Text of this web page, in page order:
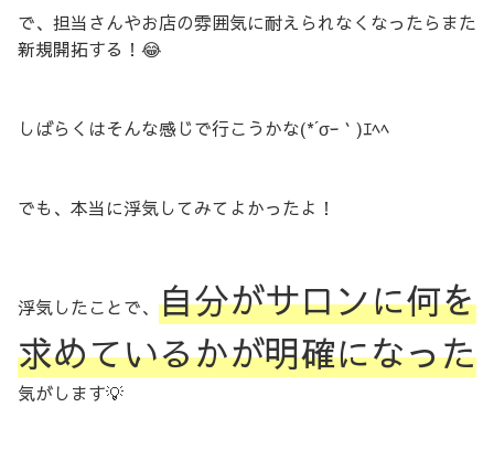
で、担当さんやお店の雰囲気に耐えられなくなったらまた
新規開拓する！😂
しばらくはそんな感じで行こうかな(*´σｰ｀)ｴﾍﾍ
でも、本当に浮気してみてよかったよ！
浮気したことで、 自分がサロンに何を
求めているかが明確になった
気がします💡